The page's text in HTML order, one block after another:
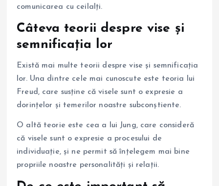
comunicarea cu ceilalți.
Câteva teorii despre vise și
semnificația lor
Există mai multe teorii despre vise și semnificația
lor. Una dintre cele mai cunoscute este teoria lui
Freud, care susține că visele sunt o expresie a
dorințelor și temerilor noastre subconștiente.
O altă teorie este cea a lui Jung, care consideră
că visele sunt o expresie a procesului de
individuație, și ne permit să înțelegem mai bine
propriile noastre personalități și relații.